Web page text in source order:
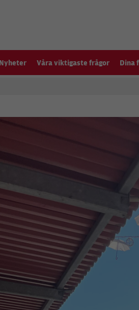
Nyheter Våra viktigaste frågor Dina